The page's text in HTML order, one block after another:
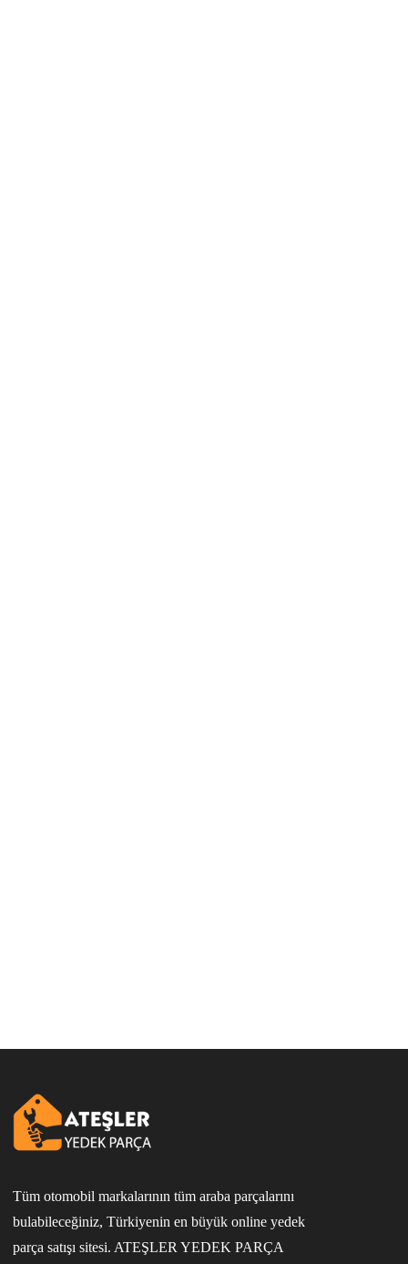
Tüm otomobil markalarının tüm araba parçalarını
bulabileceğiniz, Türkiyenin en büyük online yedek
parça satışı sitesi. ATEŞLER YEDEK PARÇA